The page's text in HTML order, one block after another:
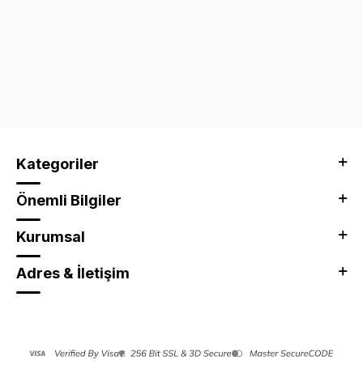
Kategoriler
Önemli Bilgiler
Kurumsal
Adres & İletişim